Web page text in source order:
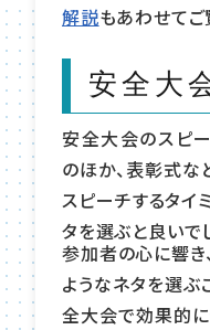
解説もあわせてご
安全大
安全大会のスピ
のほか、表彰式な
スピーチするタイ
タを選ぶと良いでし
参加者の心に響
ようなネタを選ぶ
全大会で効果的